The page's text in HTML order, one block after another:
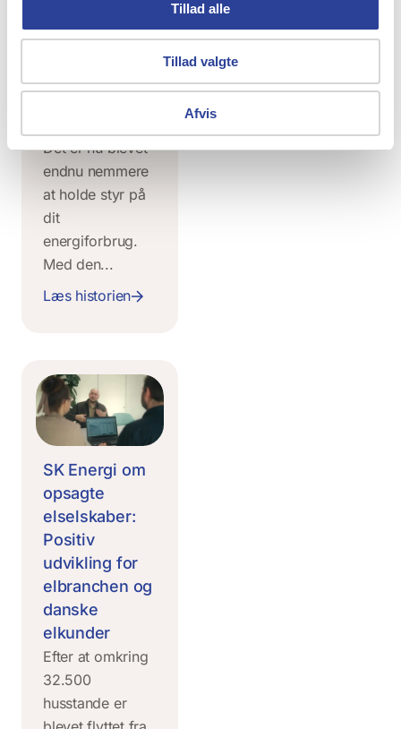
Tillad alle
Tillad valgte
Afvis
overblik over
Det er nu blevet
endnu nemmere
at holde styr på
dit
energiforbrug.
Med den...
Læs historien
SK Energi om
opsagte
elselskaber:
Positiv
udvikling for
elbranchen og
danske
elkunder
Efter at omkring
32.500
husstande er